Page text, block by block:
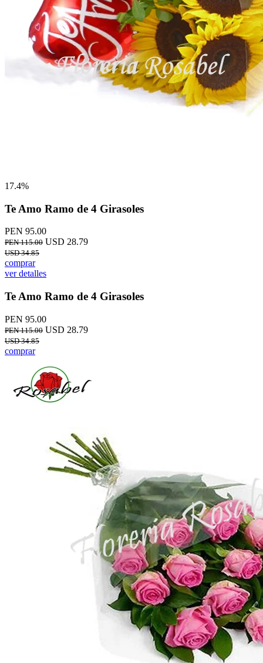
17.4%
Te Amo Ramo de 4 Girasoles
PEN 95.00
PEN 115.00 USD 28.79
USD 34.85
comprar
ver detalles
Te Amo Ramo de 4 Girasoles
PEN 95.00
PEN 115.00 USD 28.79
USD 34.85
comprar